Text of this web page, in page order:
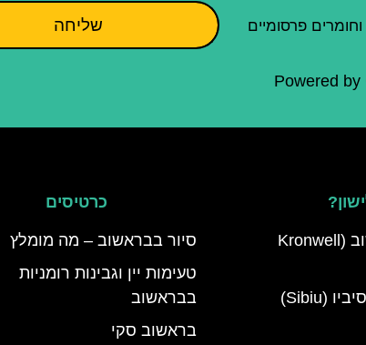
פרסומיים שליחה
Powered by
מלון קרונוול בראשוב (Kronwell
מלונות מומלצים בסיביו (Sibiu)
כרטיסים
סיור בבראשוב – מה מומלץ
טעימות יין וגבינות רומניות
בבראשוב
בראשוב סקי